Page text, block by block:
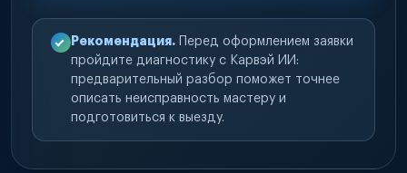
Рекомендация. Перед оформлением заявки
пройдите диагностику с Карвэй ИИ:
предварительный разбор поможет точнее
описать неисправность мастеру и
подготовиться к выезду.